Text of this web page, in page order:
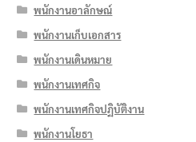
พนักงานอาลักษณ์
พนักงานเก็บเอกสาร
พนักงานเดินหมาย
พนักงานเทศกิจ
พนักงานเทศกิจปฏิบัติงาน
พนักงานโยธา